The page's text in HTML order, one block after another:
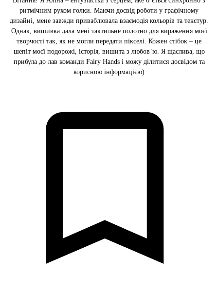
ритмічним рухом голки. Маючи досвід роботи у графічному
дизайні, мене завжди приваблювала взаємодія кольорів та текстур.
Однак, вишивка дала мені тактильне полотно для вираження моєї
творчості так, як не могли передати пікселі. Кожен стібок – це
шепіт моєї подорожі, історія, вишита з любов’ю. Я щаслива, що
прибула до лав команди Fairy Hands і можу ділитися досвідом та
корисною інформацією)